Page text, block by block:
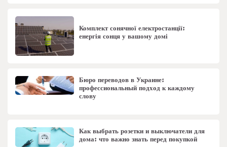
Комплект сонячної електростанції:
енергія сонця у вашому домі
Бюро переводов в Украине:
профессиональный подход к каждому
слову
Как выбрать розетки и выключатели для
дома: что важно знать перед покупкой